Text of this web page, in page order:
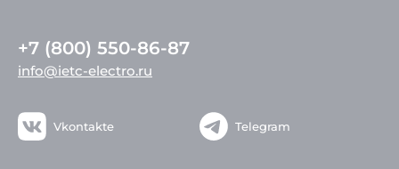
+7 (800) 550-86-87
info@ietc-electro.ru
Vkontakte Telegram